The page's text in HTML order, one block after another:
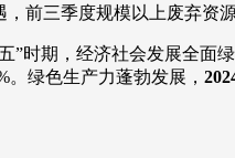
前三季度规模以上废弃资
”时期，经济社会发展全面
。绿色生产力蓬勃发展，